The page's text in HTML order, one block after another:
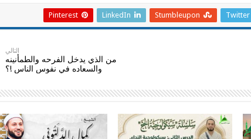
Twitter
Stumbleupon
LinkedIn
Pinterest
التالي
من الذي يدخل الفرحه والطمأنينه
والسعاده في نفوس الناس !؟